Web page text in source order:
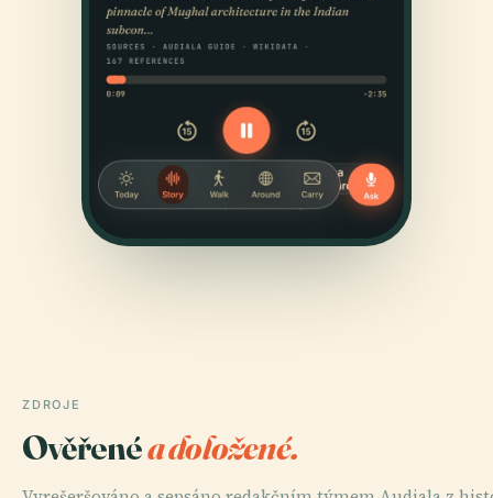
ZDROJE
Ověřenéa doložené.